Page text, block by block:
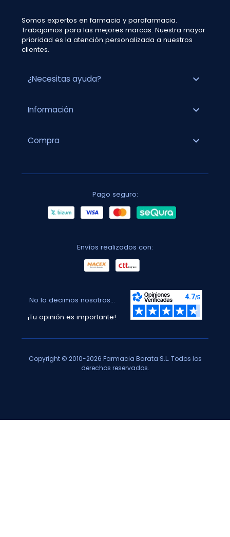
Somos expertos en farmacia y parafarmacia.
Trabajamos para las mejores marcas. Nuestra mayor
prioridad es la atención personalizada a nuestros
clientes.
¿Necesitas ayuda? expand_more
Información expand_more
Compra expand_more
Pago seguro:
Envíos realizados con:
No lo decimos nosotros...
¡Tu opinión es importante!
Copyright © 2010-2026 Farmacia Barata S.L. Todos los
derechos reservados.